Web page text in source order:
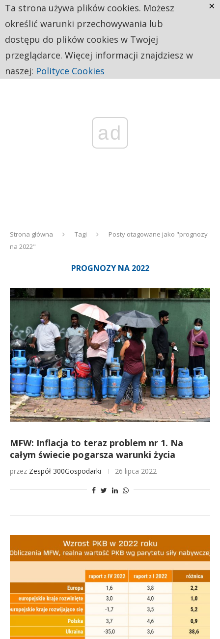
ad
Strona główna Tagi
Posty otagowane jako "prognozy
na 2022"
PROGNOZY NA 2022
MFW: Inflacja to teraz problem nr 1. Na
całym świecie pogarsza warunki życia
przez Zespół 300Gospodarki 26 lipca 2022
Ta strona używa plików cookies. Możesz
określić warunki przechowywania lub
dostępu do plików cookies w Twojej
przeglądarce. Więcej informacji znajdziesz w
naszej: Polityce Cookies
×